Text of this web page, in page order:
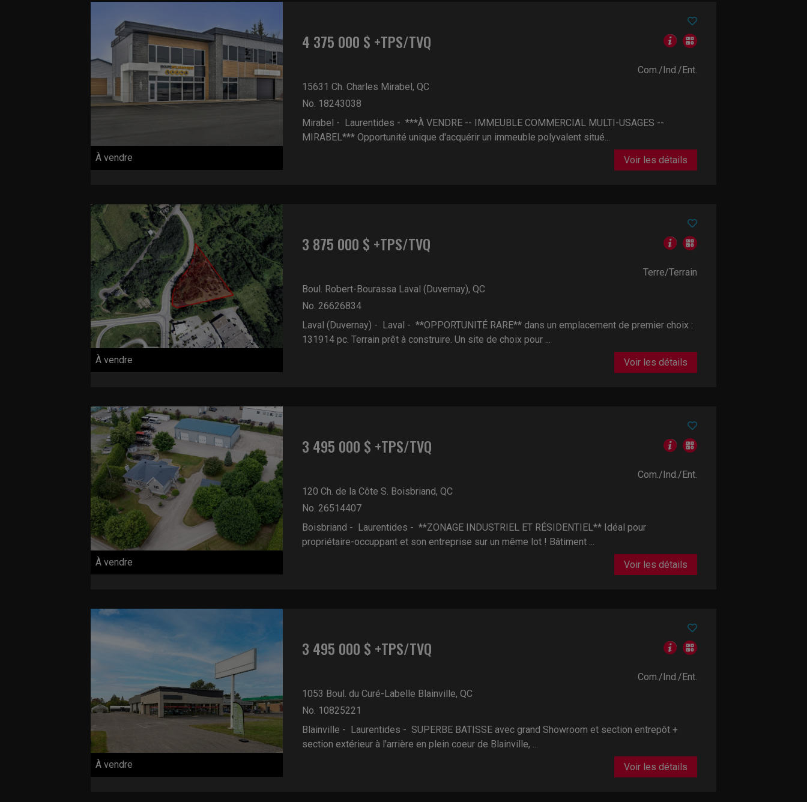
À vendre
4 375 000 $ +TPS/TVQ
Com./Ind./Ent.
15631 Ch. Charles Mirabel, QC
No. 18243038
Mirabel - Laurentides - ***À VENDRE -- IMMEUBLE COMMERCIAL MULTI-USAGES --
MIRABEL*** Opportunité unique d'acquérir un immeuble polyvalent situé...
Voir les détails
À vendre
3 875 000 $ +TPS/TVQ
Terre/Terrain
Boul. Robert-Bourassa Laval (Duvernay), QC
No. 26626834
Laval (Duvernay) - Laval - **OPPORTUNITÉ RARE** dans un emplacement de premier choix :
131914 pc. Terrain prêt à construire. Un site de choix pour ...
Voir les détails
À vendre
3 495 000 $ +TPS/TVQ
Com./Ind./Ent.
120 Ch. de la Côte S. Boisbriand, QC
No. 26514407
Boisbriand - Laurentides - **ZONAGE INDUSTRIEL ET RÉSIDENTIEL** Idéal pour
propriétaire-occuppant et son entreprise sur un même lot ! Bâtiment ...
Voir les détails
À vendre
3 495 000 $ +TPS/TVQ
Com./Ind./Ent.
1053 Boul. du Curé-Labelle Blainville, QC
No. 10825221
Blainville - Laurentides - SUPERBE BATISSE avec grand Showroom et section entrepôt +
section extérieur à l'arrière en plein coeur de Blainville, ...
Voir les détails